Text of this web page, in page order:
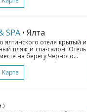
SPA • Ялта
ялтинского отеля крытый и
пляж и спа-салон. Отель
на берегу Черного...
Карте